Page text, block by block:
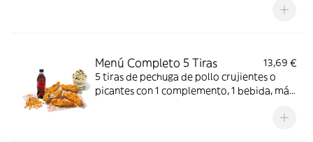
Menú Completo 5 Tiras
13,69 €
5 tiras de pechuga de pollo crujientes o
picantes con 1 complemento, 1 bebida, más